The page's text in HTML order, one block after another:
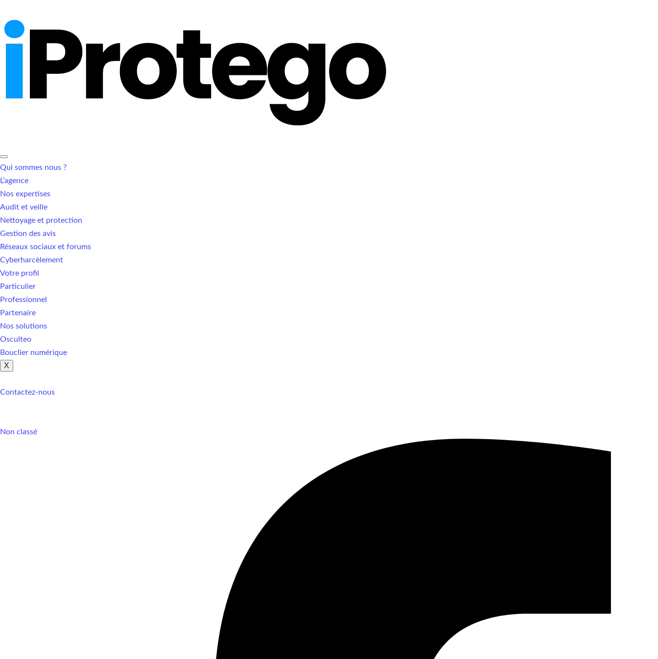
Qui sommes nous ?
L’agence
Nos expertises
Audit et veille
Nettoyage et protection
Gestion des avis
Réseaux sociaux et forums
Cyberharcèlement
Votre profil
Particulier
Professionnel
Partenaire
Nos solutions
Osculteo
Bouclier numérique
X
Contactez-nous
Non classé